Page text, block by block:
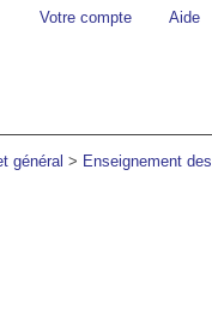
Votre compte Aide
général > Enseignement des